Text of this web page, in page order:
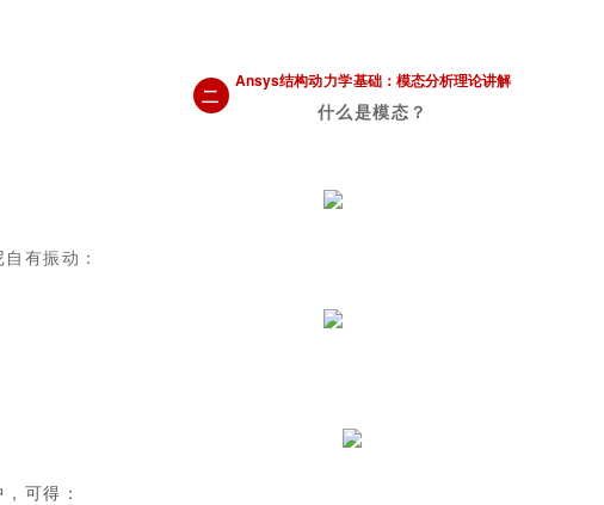
二
Ansys结构动力学基础：模态分析理论讲解
什么是模态？
有振动：
可得：